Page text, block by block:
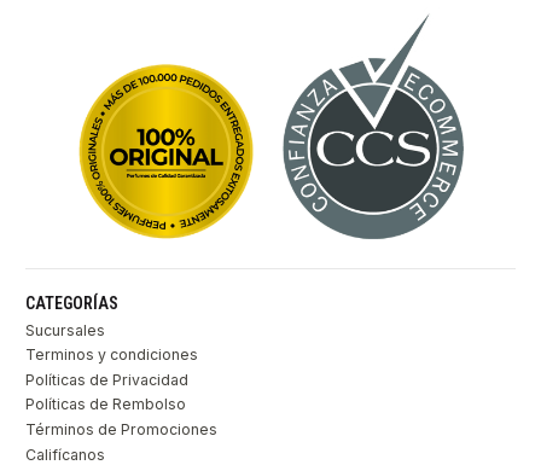
CATEGORÍAS
Sucursales
Terminos y condiciones
Políticas de Privacidad
Políticas de Rembolso
Términos de Promociones
Califícanos